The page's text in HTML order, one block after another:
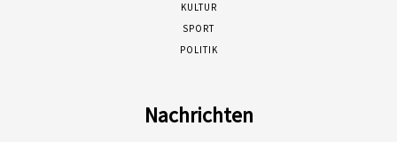
KULTUR
SPORT
POLITIK
Nachrichten